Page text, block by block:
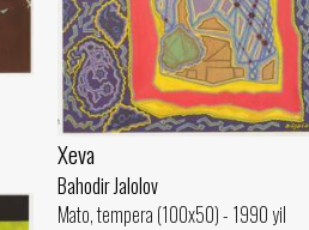
Xeva
Bahodir Jalolov
Mato, tempera (100x50) - 1990 yil